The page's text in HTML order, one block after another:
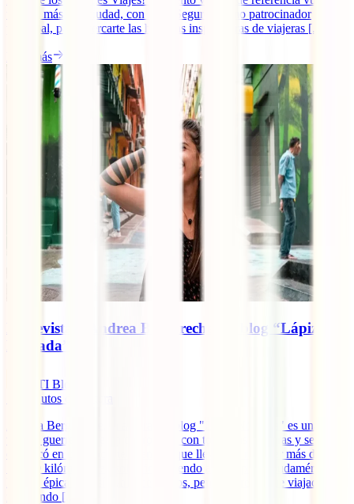
un año más a la ciudad, con IATI Seguros como patrocinador
principal, para acercarte las historias inspiradoras de viajeras [...]
Leer más
Entrevista a Andrea Bergareche del blog “Lápiz
Nómada”
IATI Blog
minutos de lectura
Andrea Bergareche, la autora del blog "Lápiz Nómada" es una
viajera guerrera que un día rompió con todas sus ataduras y se
embarcó en una enorme aventura que llevaría a recorrer más de
10.000 kilómetros en solitario haciendo autostop por Sudamérica.
De esa épica travesía ya hace 5 años, pero Andrea sigue viajado e
inspirando [...]